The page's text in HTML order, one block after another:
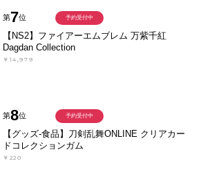
第7位
【NS2】ファイアーエムブレム 万紫千紅
Dagdan Collection
￥14,979
予約受付中
第8位
【グッズ-食品】刀剣乱舞ONLINE クリアカー
ドコレクションガム
￥220
予約受付中